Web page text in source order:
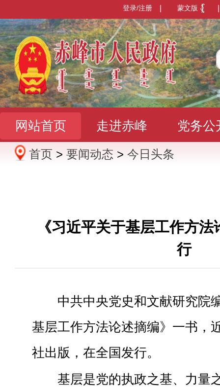
蒙文版
登录/注册
网站首页 走进赤峰 党务公
办事服务 政民互动
首页 > 要闻动态 > 今日头条
《习近平关于基层工作方
行
中共中央党史和文献研究院
基层工作方法论述摘编》一书，
社出版，在全国发行。
基层是党的执政之基、力量